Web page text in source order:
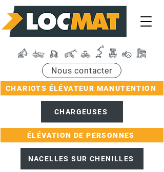
CHARIOTS ÉLÉVATEUR MANUTENTION
ÉLÉVATION DE PERSONNES
Nous contacter
NACELLES SUR CHENILLES
CHARGEUSES